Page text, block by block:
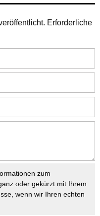
Erforderliche
zum
oder gekürzt mit Ihrem
wenn wir Ihren echten